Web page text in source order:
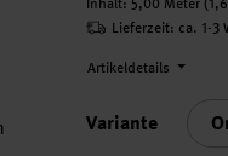
Lieferzeit: ca. 1-3
Artikeldetails
Variante